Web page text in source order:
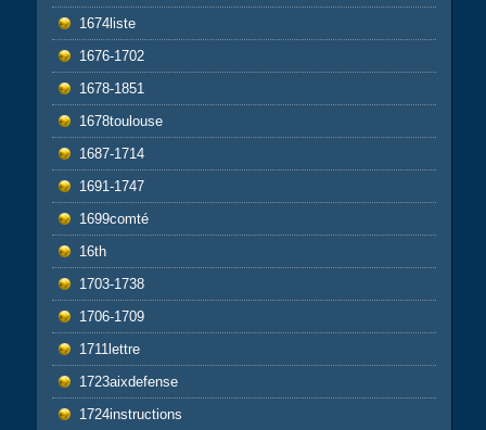
1674liste
1676-1702
1678-1851
1678toulouse
1687-1714
1691-1747
1699comté
16th
1703-1738
1706-1709
1711lettre
1723aixdefense
1724instructions